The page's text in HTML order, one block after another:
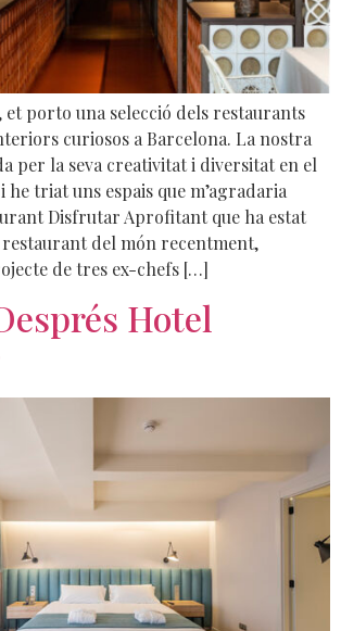
et porto una selecció dels restaurants
curiosos a Barcelona. La nostra
per la seva creativitat i diversitat en el
he triat uns espais que m’agradaria
Disfrutar Aprofitant que ha estat
del món recentment,
de tres ex-chefs […]
Hotel